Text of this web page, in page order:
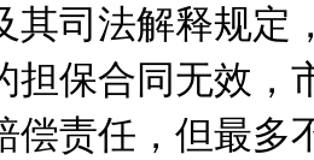
其司法解释规
担保合同无效，
偿责任，但最多